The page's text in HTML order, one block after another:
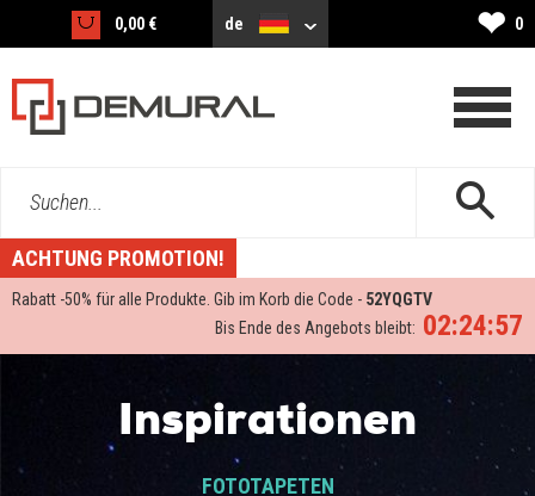
0,00 € de ❤ 0
Suchen...
ACHTUNG PROMOTION!
Rabatt -50% für alle Produkte. Gib im Korb die Code - 52YQGTV
02:24:56
Bis Ende des Angebots bleibt:
Inspirationen
FOTOTAPETEN